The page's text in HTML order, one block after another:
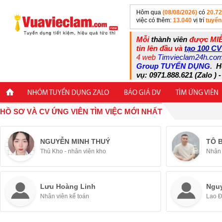
Hôm qua (08/08/2026) có
việc có thêm: 13.040 vị trí
Mỗithành viên được
tin lên đầu và tạo 100
4 web
Group TUYỂN DỤNG.
vụ: 0971.888.621 (Zalo )
NHÓM TUYỂN DỤNG ZALO BÁO GIÁ DV TÌM ỨNG VIÊN
HỒ SƠ VÀ CV ỨNG VIÊN TÌM VIỆC MỚI NHẤT
NGUYỄN MINH THUÝ
Thủ Kho - nhân viên kho
TÔ
Lưu Hoàng Linh
Nhân viên kế toán Lao